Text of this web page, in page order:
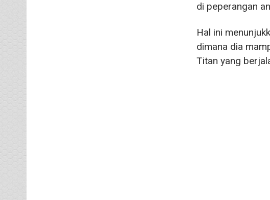
di peperangan
Hal ini
dimana dia
Titan yang